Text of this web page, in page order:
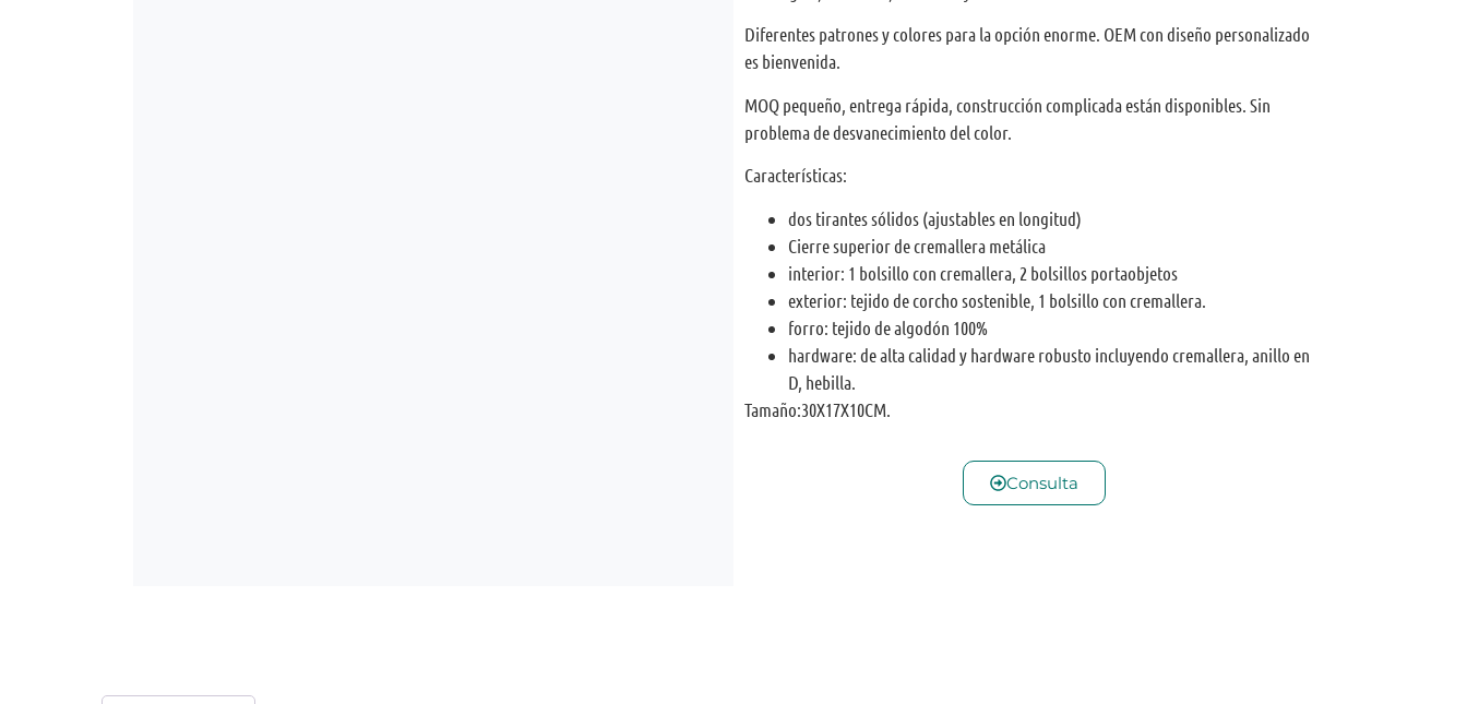
Diferentes patrones y colores para la opción enorme. OEM con diseño personalizado
es bienvenida.
MOQ pequeño, entrega rápida, construcción complicada están disponibles. Sin
problema de desvanecimiento del color.
Características:
dos tirantes sólidos (ajustables en longitud)
Cierre superior de cremallera metálica
interior: 1 bolsillo con cremallera, 2 bolsillos portaobjetos
exterior: tejido de corcho sostenible, 1 bolsillo con cremallera.
forro: tejido de algodón 100%
hardware: de alta calidad y hardware robusto incluyendo cremallera, anillo en
D, hebilla.
Tamaño:30X17X10CM.
Consulta